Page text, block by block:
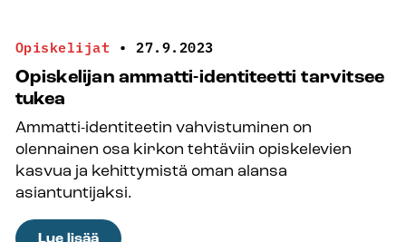
Opiskelijat • 27.9.2023
Opiskelijan ammatti-identiteetti tarvitsee
tukea
Ammatti-identiteetin vahvistuminen on
olennainen osa kirkon tehtäviin opiskelevien
kasvua ja kehittymistä oman alansa
asiantuntijaksi.
Lue lisää: